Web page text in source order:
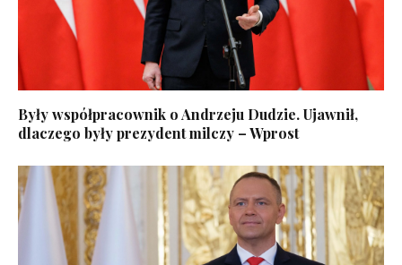
Były współpracownik o Andrzeju Dudzie. Ujawnił,
dlaczego były prezydent milczy – Wprost